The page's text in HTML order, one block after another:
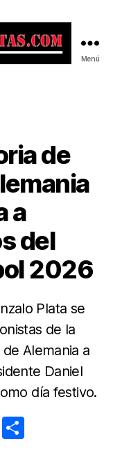
Menú
de
a
del
2026
Plata se
de la
Alemania a
Daniel
día festivo.
Pi